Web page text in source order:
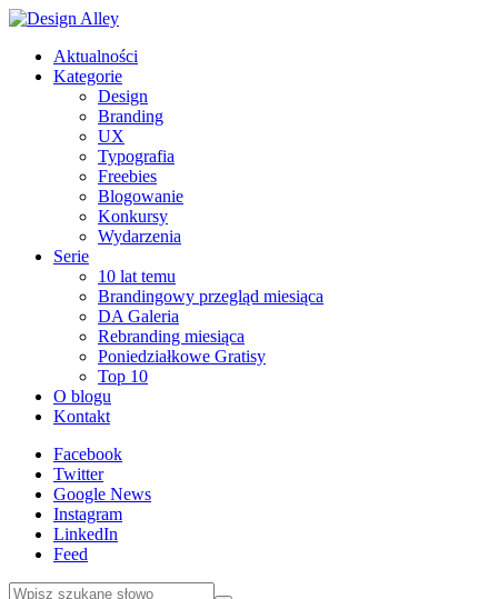
Aktualności
Kategorie
Design
Branding
UX
Typografia
Freebies
Blogowanie
Konkursy
Wydarzenia
Serie
10 lat temu
Brandingowy przegląd miesiąca
DA Galeria
Rebranding miesiąca
Poniedziałkowe Gratisy
Top 10
O blogu
Kontakt
Facebook
Twitter
Google News
Instagram
LinkedIn
Feed